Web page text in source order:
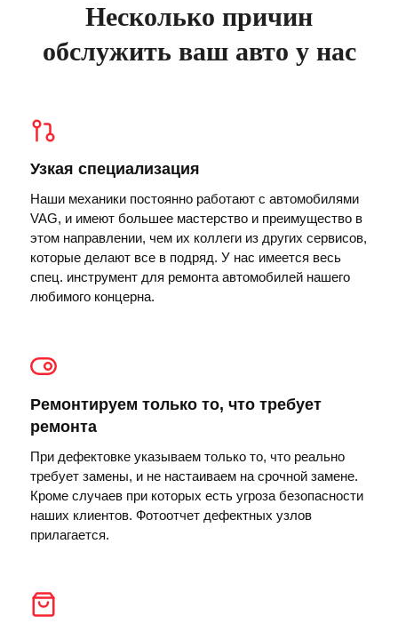
Несколько причин
обслужить ваш авто у нас
Узкая специализация
Наши механики постоянно работают с автомобилями
VAG, и имеют большее мастерство и преимущество в
этом направлении, чем их коллеги из других сервисов,
которые делают все в подряд. У нас имеется весь
спец. инструмент для ремонта автомобилей нашего
любимого концерна.
Ремонтируем только то, что требует
ремонта
При дефектовке указываем только то, что реально
требует замены, и не настаиваем на срочной замене.
Кроме случаев при которых есть угроза безопасности
наших клиентов. Фотоотчет дефектных узлов
прилагается.